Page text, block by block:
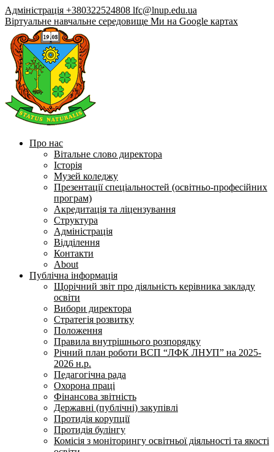
Адміністрація +380322524808 lfc@lnup.edu.ua
Віртуальне навчальне середовище Ми на Google картах
Про нас
Вітальне слово директора
Історія
Музей коледжу
Презентації спеціальностей (освітньо-професійних
програм)
Акредитація та ліцензування
Структура
Адміністрація
Відділення
Контакти
About
Публічна інформація
Щорічний звіт про діяльність керівника закладу
освіти
Вибори директора
Стратегія розвитку
Положення
Правила внутрішнього розпорядку
Річний план роботи ВСП “ЛФК ЛНУП” на 2025-
2026 н.р.
Педагогічна рада
Охорона праці
Фінансова звітність
Державні (публічні) закупівлі
Протидія корупції
Протидія булінгу
Комісія з моніторингу освітньої діяльності та якості